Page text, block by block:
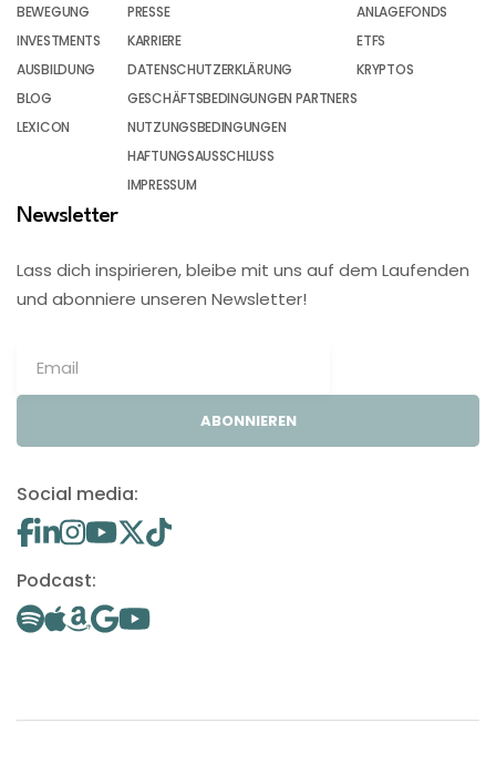
BEWEGUNG
INVESTMENTS
AUSBILDUNG
BLOG
LEXICON
PRESSE
KARRIERE
DATENSCHUTZERKLÄRUNG
GESCHÄFTSBEDINGUNGEN PARTNERS
NUTZUNGSBEDINGUNGEN
HAFTUNGSAUSSCHLUSS
IMPRESSUM
ANLAGEFONDS
ETFS
KRYPTOS
Newsletter
Lass dich inspirieren, bleibe mit uns auf dem Laufenden
und abonniere unseren Newsletter!
ABONNIEREN
Social media:
Podcast: